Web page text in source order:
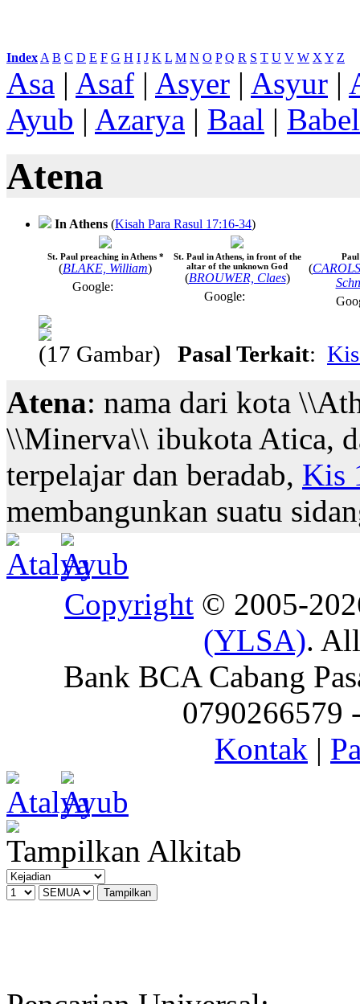
Index: A B C D E F G H I J K L M N O P Q R S T U V W X Y Z
Asa | Asaf | Asyer | Asyur |
Ayub | Azarya | Baal | Babel
Atena
In Athens (Kisah Para Rasul 17:16-34)
St. Paul preaching in Athens *
(BLAKE, William)
Google:
St. Paul in Athens, in front of the
altar of the unknown God
(BROUWER, Claes)
Google:
(
(17 Gambar) Pasal Terkait:
Atena: nama dari kota
\\Minerva\\ ibukota Atica,
terpelajar dan beradab, Kis
membangunkan suatu
Copyright © 2005-
(YLSA).
Bank BCA Cabang
0790266579
Kontak |
Tampilkan Alkitab